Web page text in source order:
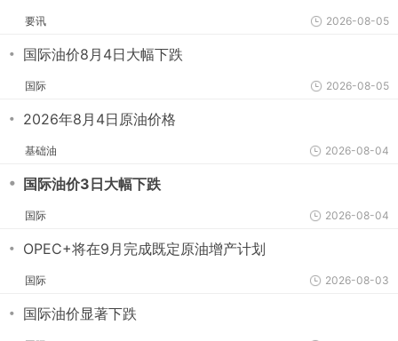
要讯 2026-08-05
・ 国际油价8月4日大幅下跌
国际 2026-08-05
・ 2026年8月4日原油价格
基础油 2026-08-04
・ 国际油价3日大幅下跌
国际 2026-08-04
・ OPEC+将在9月完成既定原油增产计划
国际 2026-08-03
・ 国际油价显著下跌